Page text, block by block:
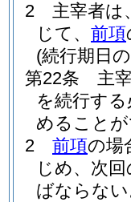
2
主宰者は
じて、 前項
(続行期日
第22条
主
を続行す
めること
2
前項の場
じめ、次
ばならな